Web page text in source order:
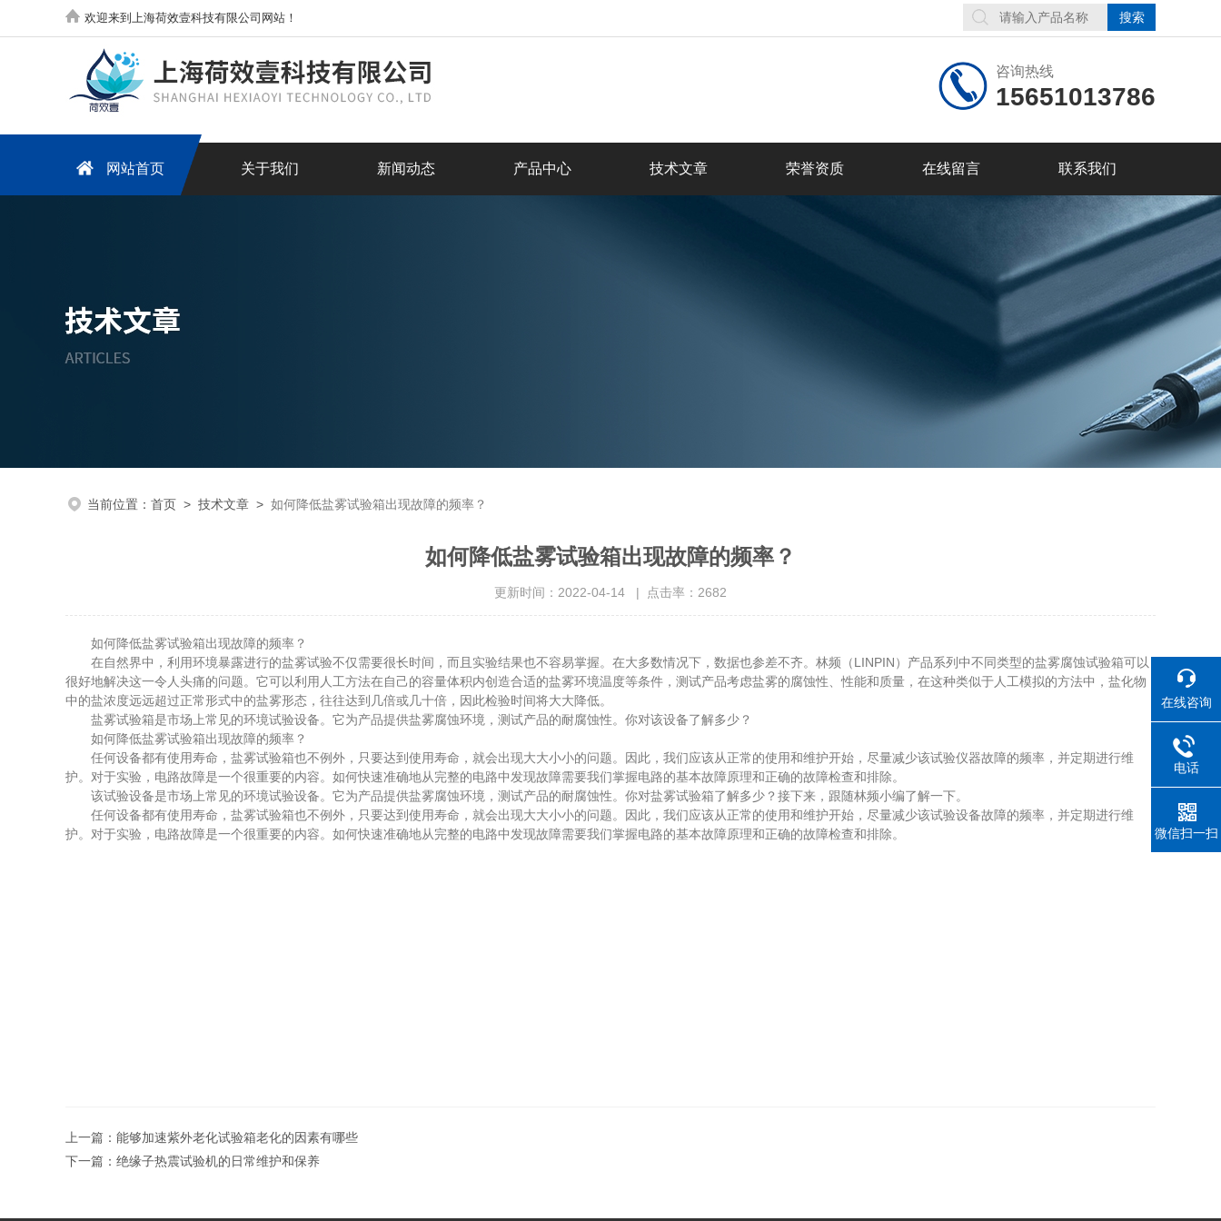
欢迎来到上海荷效壹科技有限公司网站！
咨询热线
15651013786
网站首页 关于我们 新闻动态 产品中心 技术文章 荣誉资质 在线留言 联系我们
当前位置： 首页 > 技术文章 > 如何降低盐雾试验箱出现故障的频率？
如何降低盐雾试验箱出现故障的频率？
更新时间：2022-04-14 | 点击率：2682
如何降低盐雾试验箱出现故障的频率？
在自然界中，利用环境暴露进行的盐雾试验不仅需要很长时间，而且实验结果也不容易掌握。在大多数情况下，数据也参差不齐。林频（LINPIN）产品系列中不同类型的盐雾腐蚀试验箱可以
很好地解决这一令人头痛的问题。它可以利用人工方法在自己的容量体积内创造合适的盐雾环境温度等条件，测试产品考虑盐雾的腐蚀性、性能和质量，在这种类似于人工模拟的方法中，盐化物
中的盐浓度远远超过正常形式中的盐雾形态，往往达到几倍或几十倍，因此检验时间将大大降低。
盐雾试验箱是市场上常见的环境试验设备。它为产品提供盐雾腐蚀环境，测试产品的耐腐蚀性。你对该设备了解多少？
如何降低盐雾试验箱出现故障的频率？
任何设备都有使用寿命，盐雾试验箱也不例外，只要达到使用寿命，就会出现大大小小的问题。因此，我们应该从正常的使用和维护开始，尽量减少该试验仪器故障的频率，并定期进行维
护。对于实验，电路故障是一个很重要的内容。如何快速准确地从完整的电路中发现故障需要我们掌握电路的基本故障原理和正确的故障检查和排除。
该试验设备是市场上常见的环境试验设备。它为产品提供盐雾腐蚀环境，测试产品的耐腐蚀性。你对盐雾试验箱了解多少？接下来，跟随林频小编了解一下。
任何设备都有使用寿命，盐雾试验箱也不例外，只要达到使用寿命，就会出现大大小小的问题。因此，我们应该从正常的使用和维护开始，尽量减少该试验设备故障的频率，并定期进行维
护。对于实验，电路故障是一个很重要的内容。如何快速准确地从完整的电路中发现故障需要我们掌握电路的基本故障原理和正确的故障检查和排除。
上一篇： 能够加速紫外老化试验箱老化的因素有哪些
下一篇： 绝缘子热震试验机的日常维护和保养
在线咨询
电话
微信扫一扫